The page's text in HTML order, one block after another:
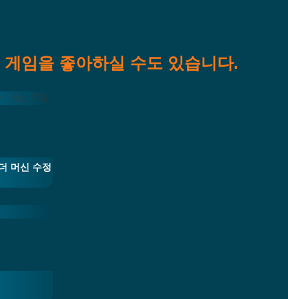
게임을 좋아하실 수도 있습니다.
머신 수정